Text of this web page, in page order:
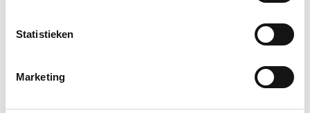
Statistieken
Marketing